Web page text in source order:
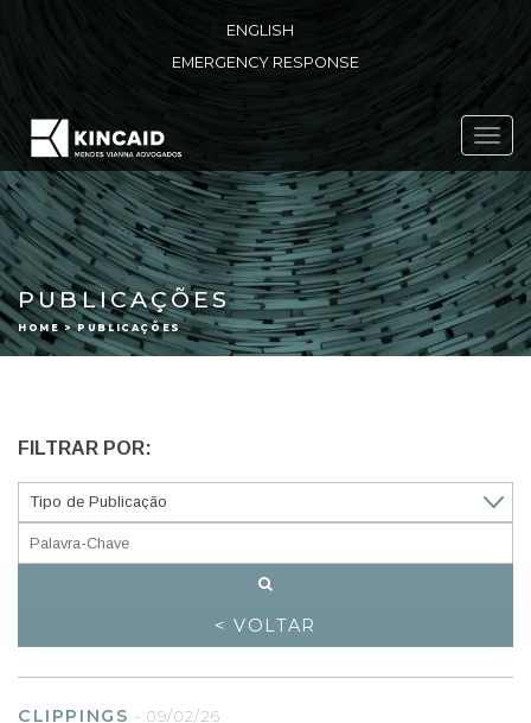
ENGLISH
EMERGENCY RESPONSE
PUBLICAÇÕES
HOME > PUBLICAÇÕES
FILTRAR POR:
< VOLTAR
CLIPPINGS -09/02/26